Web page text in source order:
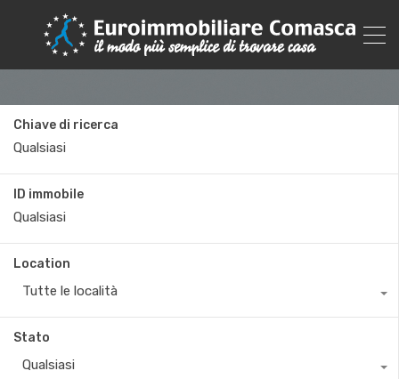
Chiave di ricerca
ID immobile
Location
Tutte le località
Stato
Qualsiasi